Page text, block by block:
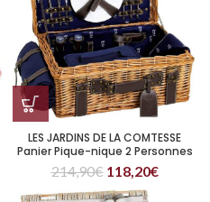
LES JARDINS DE LA COMTESSE
Panier Pique-nique 2 Personnes
Champs Elysées
214,90€ 118,20€